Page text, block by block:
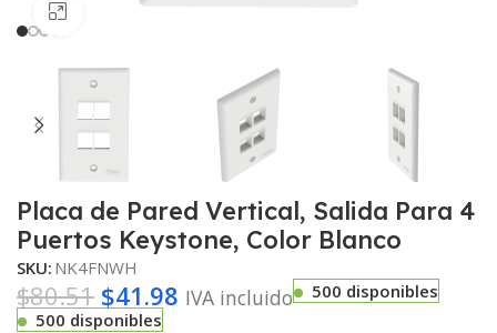
Haga clic para ampliar
Placa de Pared Vertical, Salida Para 4
Puertos Keystone, Color Blanco
SKU: NK4FNWH
$80.51 $41.98 IVA incluido
500 disponibles
500 disponibles